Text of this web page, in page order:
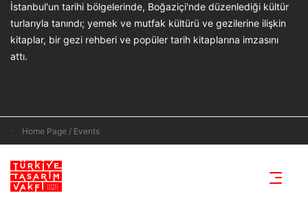
Home Page / Events
İstanbul'un tarihi bölgelerinde, Boğaziçi'nde düzenlediği kültür
turlarıyla tanındı; yemek ve mutfak kültürü ve gezilerine ilişkin
kitaplar, bir gezi rehberi ve popüler tarih kitaplarına imzasını
attı.